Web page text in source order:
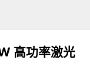
高功率激光